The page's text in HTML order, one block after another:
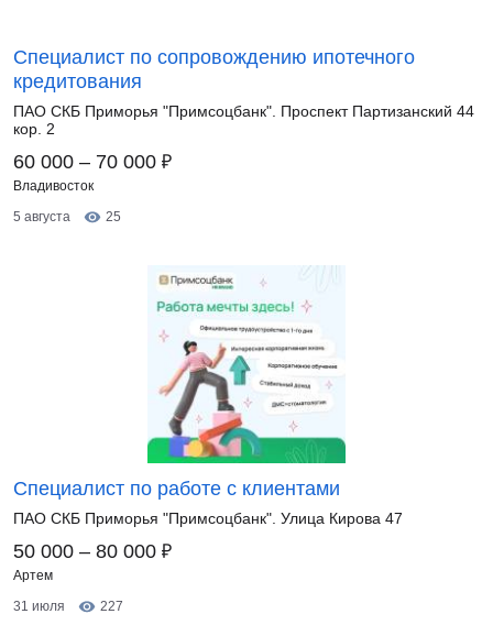
Специалист по сопровождению ипотечного
кредитования
ПАО СКБ Приморья "Примсоцбанк". Проспект Партизанский 44
кор. 2
60 000 – 70 000 ₽
Владивосток
5 августа
25
Специалист по работе с клиентами
ПАО СКБ Приморья "Примсоцбанк". Улица Кирова 47
50 000 – 80 000 ₽
Артем
31 июля
227